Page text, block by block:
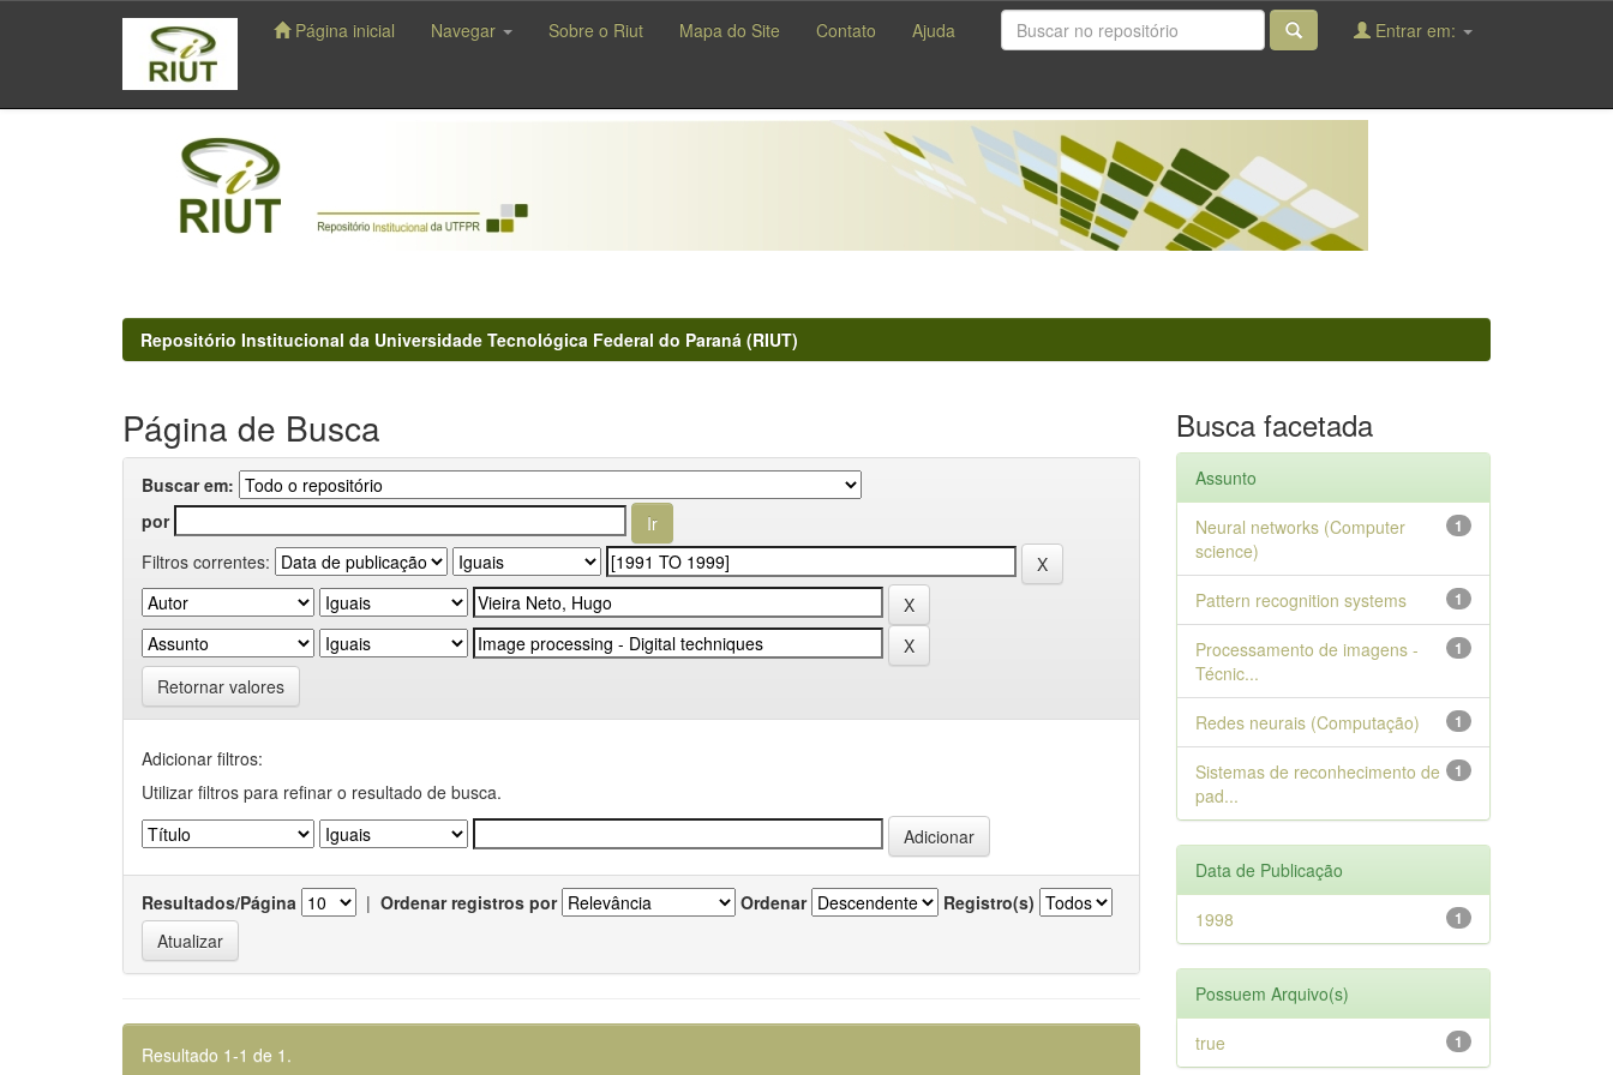
navigation
Página inicial Navegar Sobre o Riut Mapa do Site Contato Ajuda Entrar em:
Repositório Institucional da Universidade Tecnológica Federal do Paraná (RIUT)
Página de Busca
Buscar em:
por
Filtros correntes:
Retornar valores
Adicionar filtros:
Utilizar filtros para refinar o resultado de busca.
Resultados/Página | Ordenar registros por Ordenar Registro(s)
Resultado 1-1 de 1.
Busca facetada
Assunto
1
Neural networks (Computer
science)
1
Pattern recognition systems
1
Processamento de imagens -
Técnic...
1
Redes neurais (Computação)
1
Sistemas de reconhecimento de
pad...
Data de Publicação
1
1998
Possuem Arquivo(s)
1
true